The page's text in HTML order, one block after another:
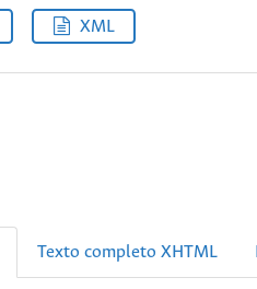
XML
Texto completo XHTML